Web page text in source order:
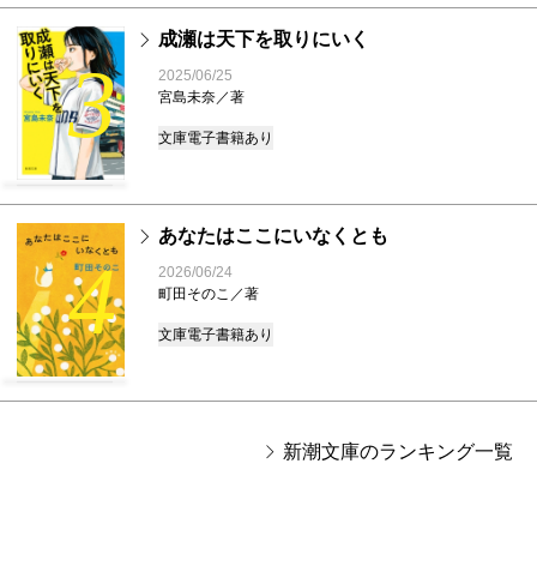
3
成瀬は天下を取りにいく
2025/06/25
宮島未奈／著
文庫電子書籍あり
4
あなたはここにいなくとも
2026/06/24
町田そのこ／著
文庫電子書籍あり
新潮文庫のランキング一覧